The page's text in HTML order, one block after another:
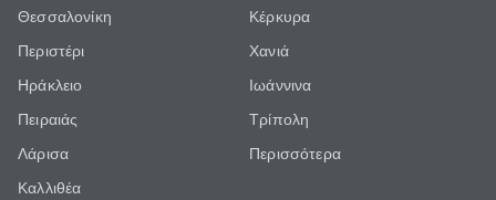
Θεσσαλονίκη
Περιστέρι
Ηράκλειο
Πειραιάς
Λάρισα
Καλλιθέα
Κέρκυρα
Χανιά
Ιωάννινα
Τρίπολη
Περισσότερα